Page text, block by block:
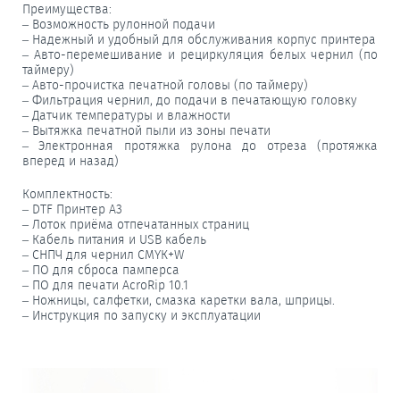
Преимущества:
– Возможность рулонной подачи
– Надежный и удобный для обслуживания корпус принтера
– Авто-перемешивание и рециркуляция белых чернил (по
таймеру)
– Авто-прочистка печатной головы (по таймеру)
– Фильтрация чернил, до подачи в печатающую головку
– Датчик температуры и влажности
– Вытяжка печатной пыли из зоны печати
– Электронная протяжка рулона до отреза (протяжка
вперед и назад)
Комплектность:
– DТF Принтер А3
– Лоток приёма отпечатанных страниц
– Кабель питания и USВ кабель
– СНПЧ для чернил СМYК+W
– ПО для сброса памперса
– ПО для печати АсrоRiр 10.1
– Ножницы, салфетки, смазка каретки вала, шприцы.
– Инструкция по запуску и эксплуатации